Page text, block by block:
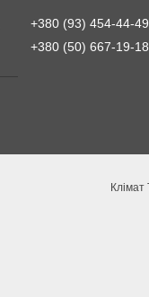
+380 (93) 454-44-49
+380 (50) 667-19-18